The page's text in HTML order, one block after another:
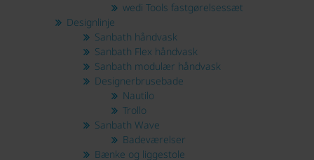
wedi Tools fastgørelsessæt
Designlinje
Sanbath håndvask
Sanbath Flex håndvask
Sanbath modulær håndvask
Designerbrusebade
Nautilo
Trollo
Sanbath Wave
Badeværelser
Bænke og liggestole